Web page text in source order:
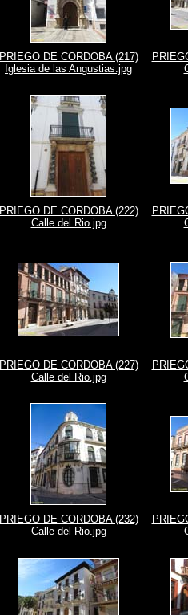
PRIEGO DE CORDOBA (217)
Iglesia de las Angustias.jpg
PRIEGO DE CORDOBA (222)
Calle del Rio.jpg
PRIEGO DE CORDOBA (227)
Calle del Rio.jpg
PRIEGO DE CORDOBA (232)
Calle del Rio.jpg